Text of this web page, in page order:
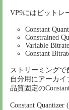
VP9にはビットレ
Constant
Constrained
Variable
Constant
ストリーミングで
自分用にアーカ
品質固定の
Constant Quantizer